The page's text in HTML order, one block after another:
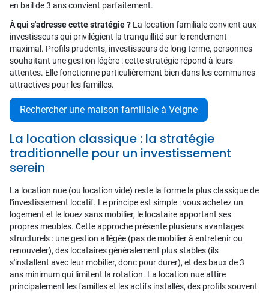
en bail de 3 ans convient parfaitement.
À qui s'adresse cette stratégie ? La location familiale convient aux
investisseurs qui privilégient la tranquillité sur le rendement
maximal. Profils prudents, investisseurs de long terme, personnes
souhaitant une gestion légère : cette stratégie répond à leurs
attentes. Elle fonctionne particulièrement bien dans les communes
attractives pour les familles.
Rechercher une maison familiale à Veigne
La location classique : la stratégie
traditionnelle pour un investissement
serein
La location nue (ou location vide) reste la forme la plus classique de
l'investissement locatif. Le principe est simple : vous achetez un
logement et le louez sans mobilier, le locataire apportant ses
propres meubles. Cette approche présente plusieurs avantages
structurels : une gestion allégée (pas de mobilier à entretenir ou
renouveler), des locataires généralement plus stables (ils
s'installent avec leur mobilier, donc pour durer), et des baux de 3
ans minimum qui limitent la rotation. La location nue attire
principalement les familles et les actifs installés, des profils souvent